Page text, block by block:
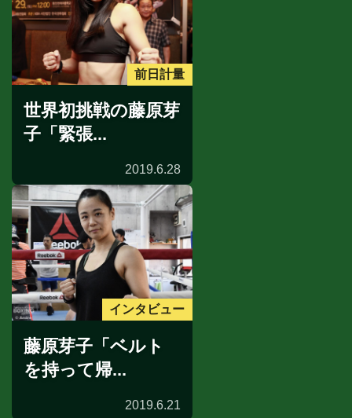
前日計量
世界初挑戦の藤原芽
子「緊張...
2019.6.28
インタビュー
藤原芽子「ベルト
を持って帰...
2019.6.21